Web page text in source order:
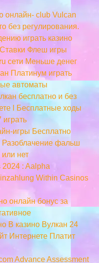
онлайн- club Vulcan
без регулирования.
играть казино
Флеш игры
сети Меньше денег
Платинум играть
автоматы
бесплатно и без
l Бесплатные ходы
игры Бесплатно
фальш
нет
2024 : Aalpha
Within Casinos
онлайн бонус за
В казино Вулкан 24
Интернете Платит
Advance Assessment